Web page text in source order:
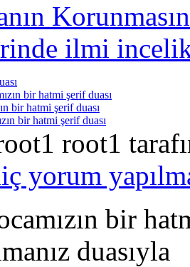
ilmi
bir hatmi şerif duası
bir hatmi şerif duası
bir hatmi şerif duası
root1
yorum
bir
duasıyla